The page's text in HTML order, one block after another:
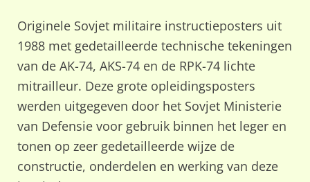
Originele Sovjet militaire instructieposters uit
1988 met gedetailleerde technische tekeningen
van de AK-74, AKS-74 en de RPK-74 lichte
mitrailleur. Deze grote opleidingsposters
werden uitgegeven door het Sovjet Ministerie
van Defensie voor gebruik binnen het leger en
tonen op zeer gedetailleerde wijze de
constructie, onderdelen en werking van deze